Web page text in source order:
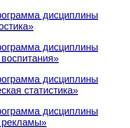
дисциплины
дисциплины
дисциплины
статистика»
дисциплины
рекламы»